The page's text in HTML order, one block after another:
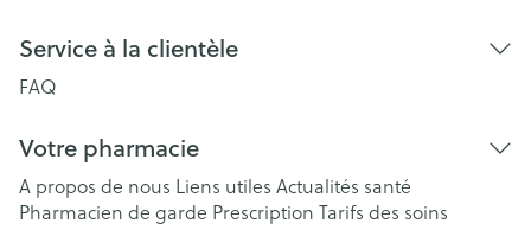
Service à la clientèle
FAQ
Votre pharmacie
A propos de nous Liens utiles Actualités santé
Pharmacien de garde Prescription Tarifs des soins